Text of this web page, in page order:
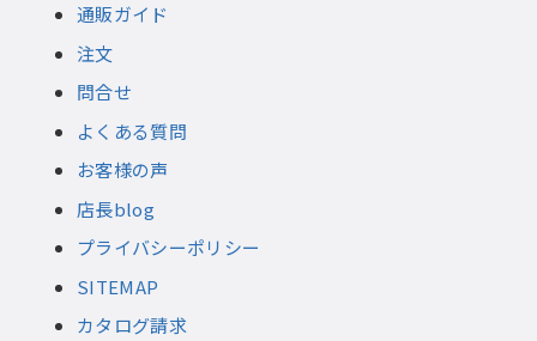
通販ガイド
注文
問合せ
よくある質問
お客様の声
店長blog
プライバシーポリシー
SITEMAP
カタログ請求